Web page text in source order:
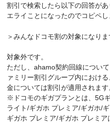
割引で検索したら以下の回答が
エライことになったのでコピペし
＞みんなドコモ割の対象になりま
対象外です。
ただし、ahamo契約回線につい
ァミリー割引グループ内におけ
金については割引が適用されます
※ドコモのギガプランとは、5G
ライト/ギガホ プレミア/ギガホ/
ギガホ プレミア/ギガホ プレミ